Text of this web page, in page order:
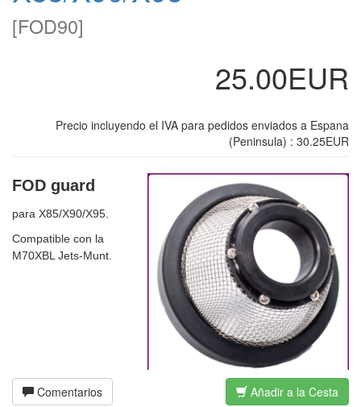
[FOD90]
25.00EUR
Precio incluyendo el IVA para pedidos enviados a Espana
(Peninsula) : 30.25EUR
FOD guard
para X85/X90/X95.
Compatible con la
M70XBL Jets-Munt.
Comentarios Añadir a la Cesta